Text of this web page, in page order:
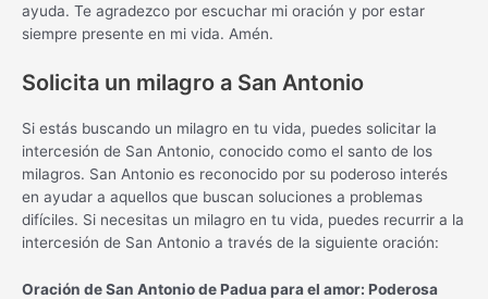
ayuda. Te agradezco por escuchar mi oración y por estar
siempre presente en mi vida. Amén.
Solicita un milagro a San Antonio
Si estás buscando un milagro en tu vida, puedes solicitar la
intercesión de San Antonio, conocido como el santo de los
milagros. San Antonio es reconocido por su poderoso interés
en ayudar a aquellos que buscan soluciones a problemas
difíciles. Si necesitas un milagro en tu vida, puedes recurrir a la
intercesión de San Antonio a través de la siguiente oración:
Oración de San Antonio de Padua para el amor: Poderosa